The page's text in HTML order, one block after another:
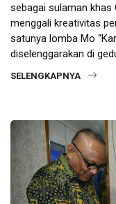
sebagai sulaman khas
menggali kreativitas
satunya lomba Mo
diselenggarakan di
SELENGKAPNYA